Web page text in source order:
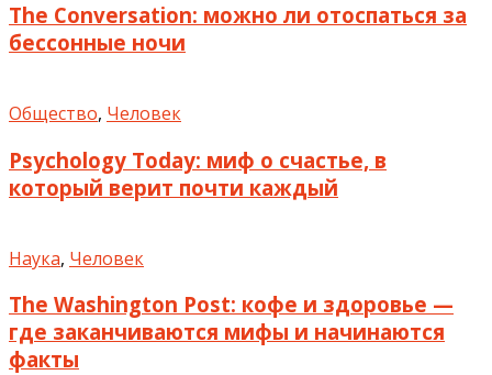
The Conversation: можно ли отоспаться за
бессонные ночи
Общество, Человек
Psychology Today: миф о счастье, в
который верит почти каждый
Наука, Человек
The Washington Post: кофе и здоровье —
где заканчиваются мифы и начинаются
факты